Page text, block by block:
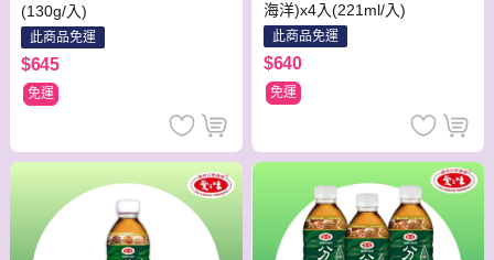
(130g/入)
此商品免運
$645
免運
海洋)x4入(221ml/入)
此商品免運
$640
免運